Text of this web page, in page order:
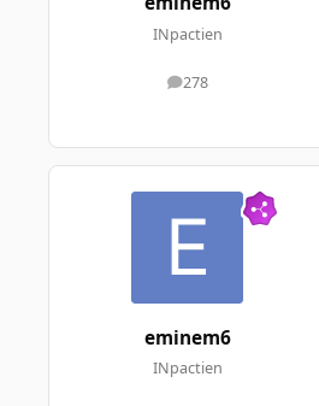
INpactien
278
messages
eminem6
INpactien